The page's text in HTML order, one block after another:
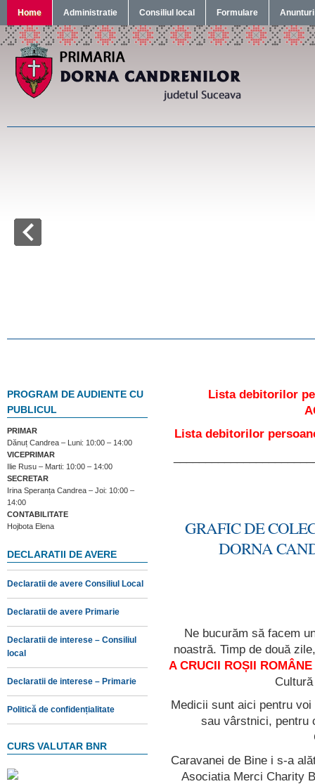
Home Administratie Consiliul local Formulare Anunturi
PROGRAM DE AUDIENTE CU
PUBLICUL
PRIMAR
Dănuț Candrea – Luni: 10:00 – 14:00
VICEPRIMAR
Ilie Rusu – Marti: 10:00 – 14:00
SECRETAR
Irina Speranța Candrea – Joi: 10:00 –
14:00
CONTABILITATE
Hojbota Elena
DECLARATII DE AVERE
Declaratii de avere Consiliul Local
Declaratii de avere Primarie
Declaratii de interese – Consiliul
local
Declaratii de interese – Primarie
Politică de confidențialitate
CURS VALUTAR BNR
Lista debitorilor
Lista debitorilor
GRAFIC DE
DORNA
Ne bucurăm să facem
noastră. Timp de două
A CRUCII ROȘII ROMÂNE
Medicii sunt aici pentru
sau vârstnici, pentru
Caravanei de Bine i s-a
Asociatia Merci Charity